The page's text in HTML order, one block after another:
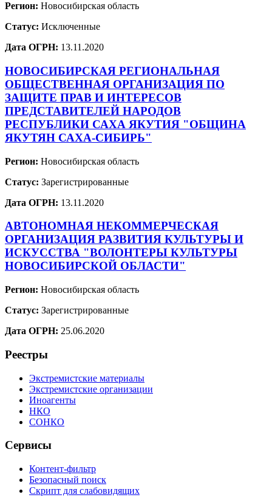
Регион: Новосибирская область
Статус: Исключенные
Дата ОГРН: 13.11.2020
НОВОСИБИРСКАЯ РЕГИОНАЛЬНАЯ
ОБЩЕСТВЕННАЯ ОРГАНИЗАЦИЯ ПО
ЗАЩИТЕ ПРАВ И ИНТЕРЕСОВ
ПРЕДСТАВИТЕЛЕЙ НАРОДОВ
РЕСПУБЛИКИ САХА ЯКУТИЯ "ОБЩИНА
ЯКУТЯН САХА-СИБИРЬ"
Регион: Новосибирская область
Статус: Зарегистрированные
Дата ОГРН: 13.11.2020
АВТОНОМНАЯ НЕКОММЕРЧЕСКАЯ
ОРГАНИЗАЦИЯ РАЗВИТИЯ КУЛЬТУРЫ И
ИСКУССТВА "ВОЛОНТЕРЫ КУЛЬТУРЫ
НОВОСИБИРСКОЙ ОБЛАСТИ"
Регион: Новосибирская область
Статус: Зарегистрированные
Дата ОГРН: 25.06.2020
Реестры
Экстремистские материалы
Экстремистские организации
Иноагенты
НКО
СОНКО
Сервисы
Контент-фильтр
Безопасный поиск
Скрипт для слабовидящих